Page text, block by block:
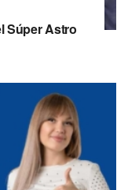
Súper Astro